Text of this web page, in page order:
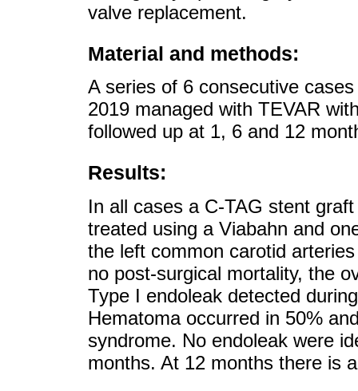
valve replacement.
Material and methods:
A series of 6 consecutive
2019 managed with TEVAR
followed up at 1, 6 and 12
Results:
In all cases a C-TAG stent
treated using a Viabahn and
the left common carotid
no post-surgical mortality, the
Type I endoleak detected
Hematoma occurred in 50%
syndrome. No endoleak were
months. At 12 months there is